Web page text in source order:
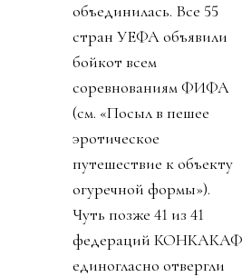
объединилась. Все 55
стран УЕФА объявили
бойкот всем
соревнованиям ФИФА
(см. «Посыл в пешее
эротическое
путешествие к объекту
огуречной формы»).
Чуть позже 41 из 41
федераций КОНКАКАФ
единогласно отвергли